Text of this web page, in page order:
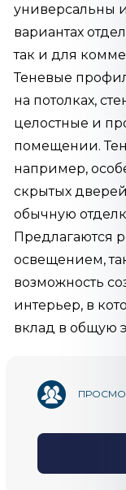
универсальны
вариантах
так и для
Теневые
на потолках,
целостные и
помещении.
например,
скрытых
обычную
Предлагаются
освещением,
возможность
интерьер, в
вклад в общую